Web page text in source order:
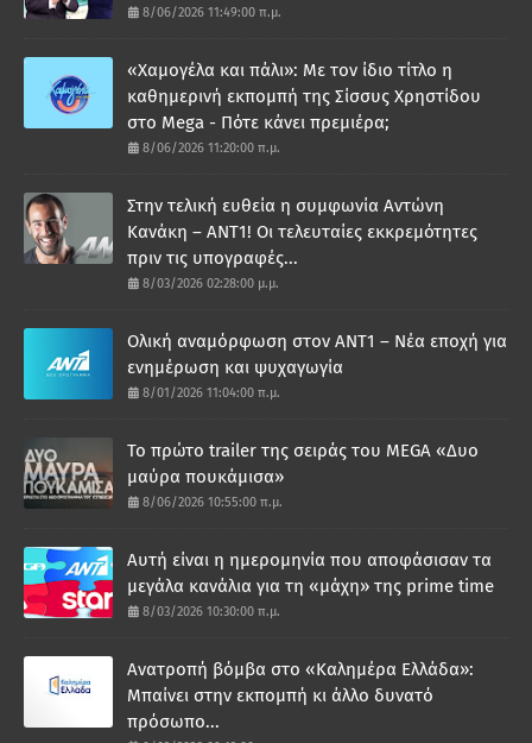
8/06/2026 11:49:00 π.μ.
«Χαμογέλα και πάλι»: Με τον ίδιο τίτλο η
καθημερινή εκπομπή της Σίσσυς Χρηστίδου
στο Mega - Πότε κάνει πρεμιέρα;
8/06/2026 11:20:00 π.μ.
Στην τελική ευθεία η συμφωνία Αντώνη
Κανάκη – ΑΝΤ1! Οι τελευταίες εκκρεμότητες
πριν τις υπογραφές...
8/03/2026 02:28:00 μ.μ.
Ολική αναμόρφωση στον ΑΝΤ1 – Νέα εποχή για
ενημέρωση και ψυχαγωγία
8/01/2026 11:04:00 π.μ.
Το πρώτο trailer της σειράς του MEGA «Δυο
μαύρα πουκάμισα»
8/06/2026 10:55:00 π.μ.
Αυτή είναι η ημερομηνία που αποφάσισαν τα
μεγάλα κανάλια για τη «μάχη» της prime time
8/03/2026 10:30:00 π.μ.
Ανατροπή βόμβα στο «Καλημέρα Ελλάδα»:
Μπαίνει στην εκπομπή κι άλλο δυνατό
πρόσωπο...